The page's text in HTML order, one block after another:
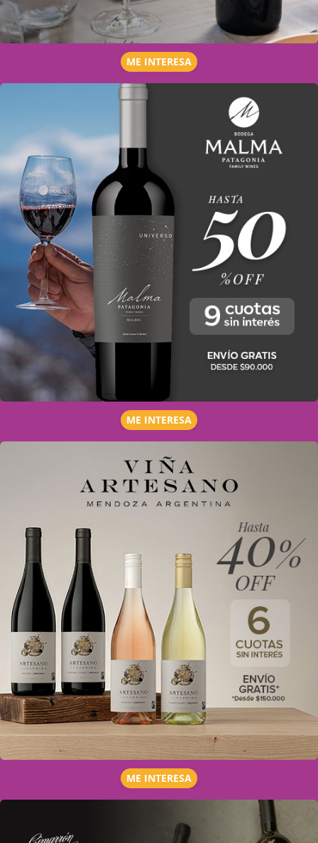
ME INTERESA
ME INTERESA
ME INTERESA